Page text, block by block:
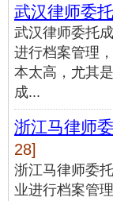
武汉律师委
武汉律师委托
进行档案管理
本太高，尤其
成...
浙江马律师
28]
浙江马律师委
业进行档案管